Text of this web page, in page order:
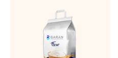
بعد المبيع.